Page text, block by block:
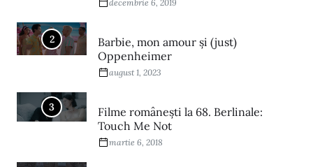
decembrie 6, 2019
2
Barbie, mon amour și (just)
Oppenheimer
august 1, 2023
3
Filme româneşti la 68. Berlinale:
Touch Me Not
martie 6, 2018